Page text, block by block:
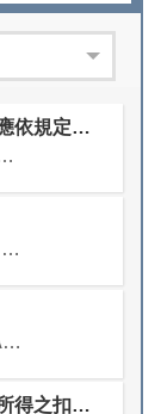
公司借入資金無償或低利貸與他人，應依規定調減利息支出
取利息或收取利息偏低方式貸與他人者，依營利事業所得稅查核準則（下稱查核準則）第97條規定，相當於貸出款項所支付之利息或其差額...
發布日期： 115年8月7日 下次發布日期： 115年9月9日下午4時 聯絡人： 統計處 殷英洳 科長 聯絡...
關務署表示，近期外界關切EZ Way APP得否由關貿公司自行建置，以及個資監管等議題，說明如下： 有關海關是否應授權或與關貿公司簽訂營運契約一節，經查關貿公司依「報關業設置管理辦法」第12條及「通關...
核釋網路借貸平臺業務事業給付利息所得之扣繳規定